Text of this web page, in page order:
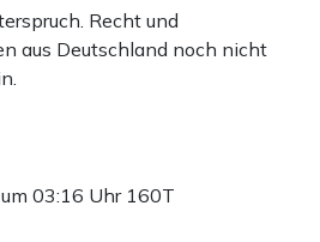
Recht und
aus Deutschland noch nicht
03:16 Uhr 160T